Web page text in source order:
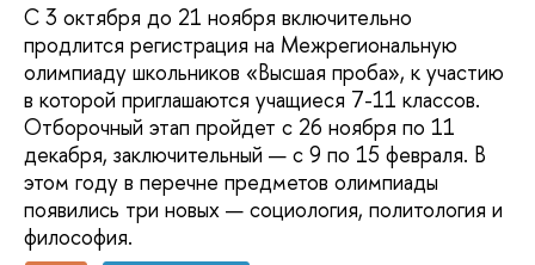
С 3 октября до 21 ноября включительно
продлится регистрация на Межрегиональную
олимпиаду школьников «Высшая проба», к участию
в которой приглашаются учащиеся 7-11 классов.
Отборочный этап пройдет с 26 ноября по 11
декабря, заключительный — с 9 по 15 февраля. В
этом году в перечне предметов олимпиады
появились три новых — социология, политология и
философия.